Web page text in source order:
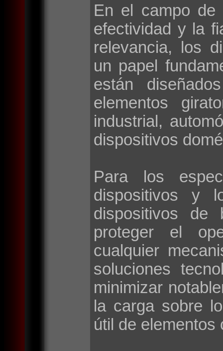
En el campo de
efectividad y la
relevancia, los
un papel
están
elementos
industrial,
dispositivos
Para los
dispositivos y
dispositivos de
proteger el
cualquier
soluciones
minimizar
la carga sobre
útil de elementos